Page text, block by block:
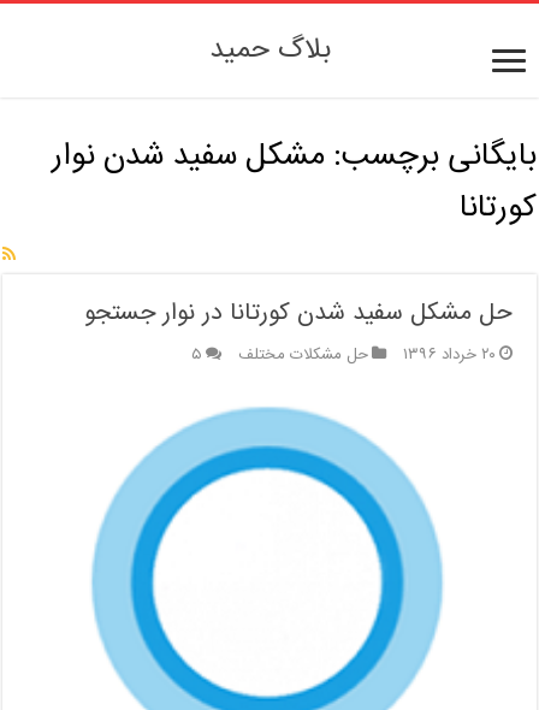
بلاگ حمید
بایگانی برچسب: مشکل سفید شدن نوار
کورتانا
حل مشکل سفید شدن کورتانا در نوار جستجو
۲۰ خرداد ۱۳۹۶ حل مشکلات مختلف ۵